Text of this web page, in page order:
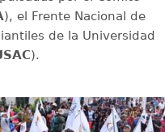
), el Frente Nacional de
de la Universidad
).